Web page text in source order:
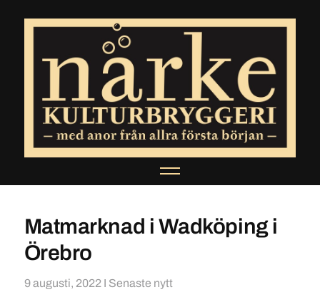
Matmarknad i Wadköping i
Örebro
9 augusti, 2022 I Senaste nytt